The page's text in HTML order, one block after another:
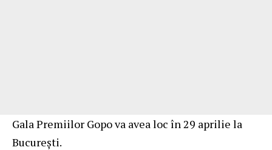
Gala Premiilor Gopo va avea loc în 29 aprilie la
București.